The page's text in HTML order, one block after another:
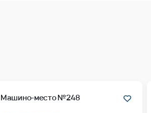
Машино-место №248